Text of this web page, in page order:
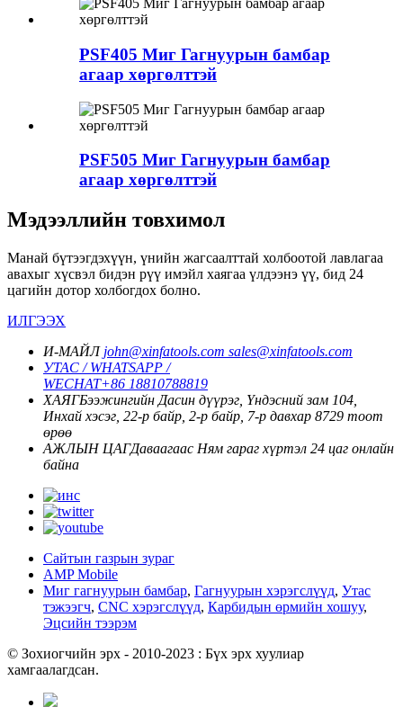
PSF405 Миг Гагнуурын бамбар
агаар хөргөлттэй
PSF505 Миг Гагнуурын бамбар
агаар хөргөлттэй
Мэдээллийн товхимол
Манай бүтээгдэхүүн, үнийн жагсаалттай холбоотой лавлагаа
авахыг хүсвэл бидэн рүү имэйл хаягаа үлдээнэ үү, бид 24
цагийн дотор холбогдох болно.
ИЛГЭЭХ
И-МАЙЛ john@xinfatools.com sales@xinfatools.com
УТАС / WHATSAPP /
WECHAT+86 18810788819
ХАЯГБээжингийн Дасин дүүрэг, Үндэсний зам 104,
Инхай хэсэг, 22-р байр, 2-р байр, 7-р давхар 8729 тоот
өрөө
АЖЛЫН ЦАГДаваагаас Ням гараг хүртэл 24 цаг онлайн
байна
Сайтын газрын зураг
AMP Mobile
Миг гагнуурын бамбар, Гагнуурын хэрэгслүүд, Утас
тэжээгч, CNC хэрэгслүүд, Карбидын өрмийн хошуу,
Эцсийн тээрэм
© Зохиогчийн эрх - 2010-2023 : Бүх эрх хуулиар
хамгаалагдсан.